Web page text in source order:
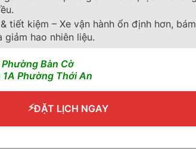
SUV+
tiết kiệm – Xe vận hành ổn định hơn, bám
hao nhiên liệu.
Phường Bàn Cờ
1A Phường Thới An
⚡ĐẶT LỊCH NGAY